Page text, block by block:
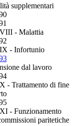
supplementari
- Malattia
- Infortunio
dal lavoro
- Trattamento di fine
- Funzionamento
paritetiche